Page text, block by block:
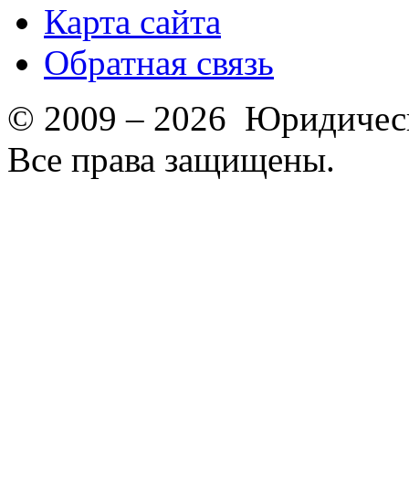
Карта сайта
Обратная связь
© 2009 – 2026
Все права защищены.